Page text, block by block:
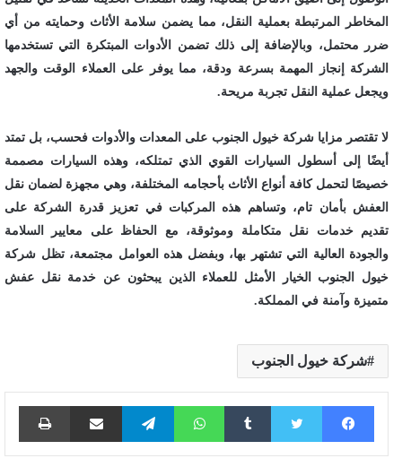
المخاطر المرتبطة بعملية النقل، مما يضمن سلامة الأثاث وحمايته من أي
ضرر محتمل، وبالإضافة إلى ذلك تضمن الأدوات المبتكرة التي تستخدمها
الشركة إنجاز المهمة بسرعة ودقة، مما يوفر على العملاء الوقت والجهد
ويجعل عملية النقل تجربة مريحة.
لا تقتصر مزايا شركة خيول الجنوب على المعدات والأدوات فحسب، بل تمتد
أيضًا إلى أسطول السيارات القوي الذي تمتلكه، وهذه السيارات مصممة
خصيصًا لتحمل كافة أنواع الأثاث بأحجامه المختلفة، وهي مجهزة لضمان نقل
العفش بأمان تام، وتساهم هذه المركبات في تعزيز قدرة الشركة على
تقديم خدمات نقل متكاملة وموثوقة، مع الحفاظ على معايير السلامة
والجودة العالية التي تشتهر بها، وبفضل هذه العوامل مجتمعة، تظل شركة
خيول الجنوب الخيار الأمثل للعملاء الذين يبحثون عن خدمة نقل عفش
متميزة وآمنة في المملكة.
شركة خيول الجنوب
فيسبوك تويتر واتساب تيلقرام مشاركة عبر البريد